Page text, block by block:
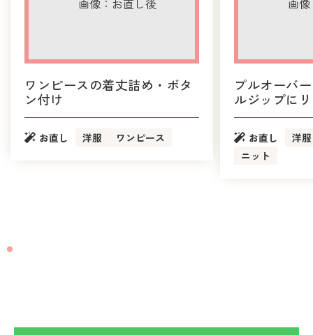
ワンピースの着丈詰め・ボタ
ン付け
お直し 洋服 ワンピース
プルオーバ
ルジップに
お直し
洋服
ニット